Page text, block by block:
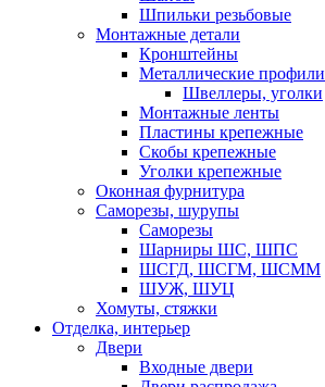
Шпильки резьбовые
Монтажные детали
Кронштейны
Металлические профили
Швеллеры, уголки
Монтажные ленты
Пластины крепежные
Скобы крепежные
Уголки крепежные
Оконная фурнитура
Саморезы, шурупы
Саморезы
Шарниры ШС, ШПС
ШСГД, ШСГМ, ШСММ
ШУЖ, ШУЦ
Хомуты, стяжки
Отделка, интерьер
Двери
Входные двери